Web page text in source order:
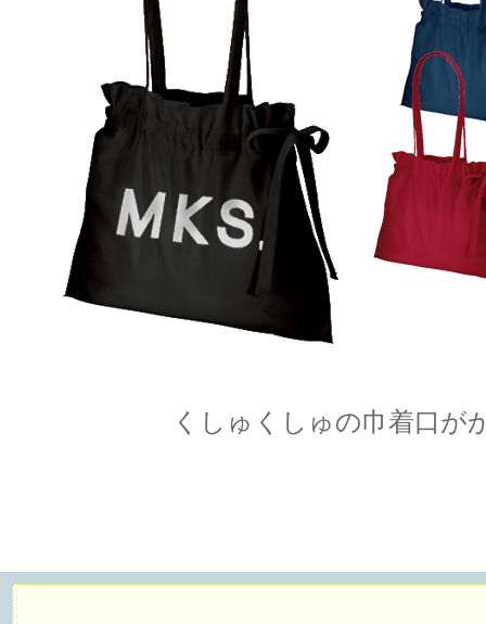
くしゅくしゅの巾着口が